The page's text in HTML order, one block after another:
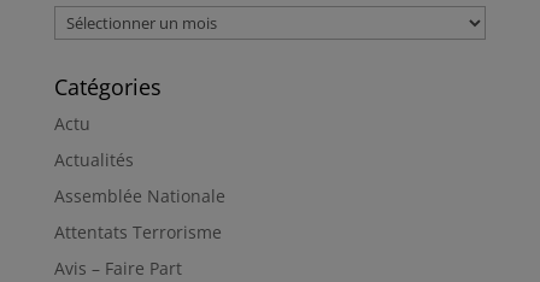
Archives
Catégories
Actu
Actualités
Assemblée Nationale
Attentats Terrorisme
Avis – Faire Part